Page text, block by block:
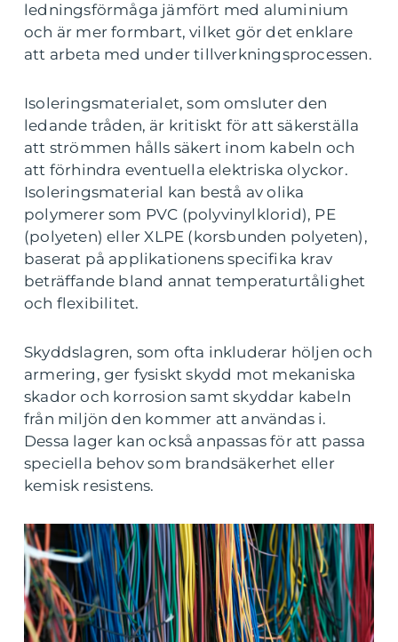
ledningsförmåga jämfört med aluminium
och är mer formbart, vilket gör det enklare
att arbeta med under tillverkningsprocessen.
Isoleringsmaterialet, som omsluter den
ledande tråden, är kritiskt för att säkerställa
att strömmen hålls säkert inom kabeln och
att förhindra eventuella elektriska olyckor.
Isoleringsmaterial kan bestå av olika
polymerer som PVC (polyvinylklorid), PE
(polyeten) eller XLPE (korsbunden polyeten),
baserat på applikationens specifika krav
beträffande bland annat temperaturtålighet
och flexibilitet.
Skyddslagren, som ofta inkluderar höljen och
armering, ger fysiskt skydd mot mekaniska
skador och korrosion samt skyddar kabeln
från miljön den kommer att användas i.
Dessa lager kan också anpassas för att passa
speciella behov som brandsäkerhet eller
kemisk resistens.